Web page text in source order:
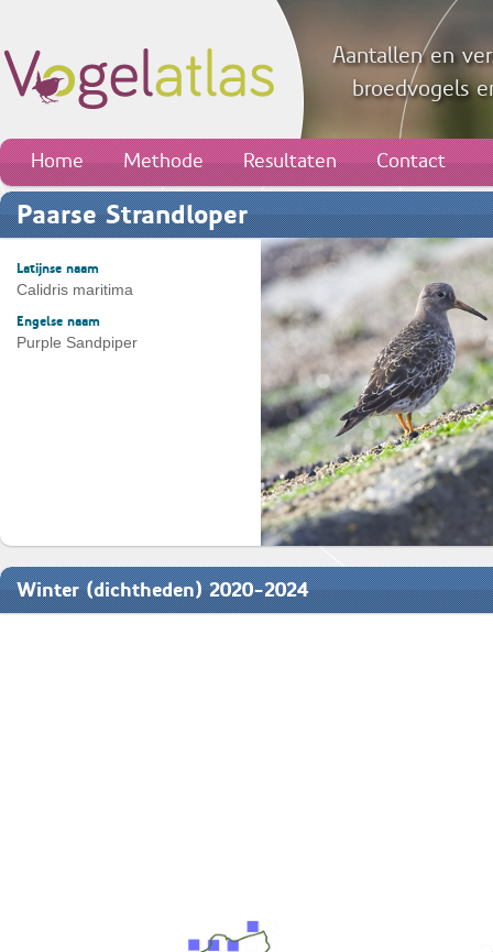
Aantallen en
broedvogels
Home Methode Resultaten Contact
Paarse Strandloper
Latijnse naam
Calidris maritima
Engelse naam
Purple Sandpiper
Winter (dichtheden) 2020-2024